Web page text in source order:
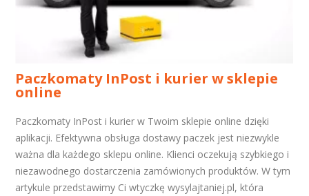
Paczkomaty InPost i kurier w sklepie
online
Paczkomaty InPost i kurier w Twoim sklepie online dzięki
aplikacji. Efektywna obsługa dostawy paczek jest niezwykle
ważna dla każdego sklepu online. Klienci oczekują szybkiego i
niezawodnego dostarczenia zamówionych produktów. W tym
artykule przedstawimy Ci wtyczkę wysylajtaniej.pl, która